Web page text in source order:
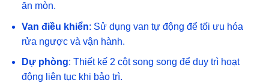
ăn mòn.
Van điều khiển: Sử dụng van tự động để tối ưu hóa
rửa ngược và vận hành.
Dự phòng: Thiết kế 2 cột song song để duy trì hoạt
động liên tục khi bảo trì.